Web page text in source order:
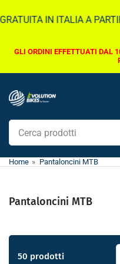
direttamente
contenuti
IN ITALIA A PARTIRE
GLI ORDINI EFFETTUATI DAL
Cerca
prodotti
Home » Pantaloncini MTB
Pantaloncini MTB
50 prodotti